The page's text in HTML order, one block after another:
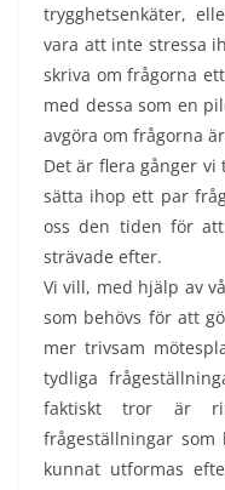
trygghetsenkäter,
vara att inte stressa
skriva om frågorna
med dessa som en
avgöra om frågorna
Det är flera gånger
sätta ihop ett par
oss den tiden för
strävade efter.
Vi vill, med hjälp av
som behövs för att
mer trivsam
tydliga
faktiskt tror är
frågeställningar
kunnat utformas